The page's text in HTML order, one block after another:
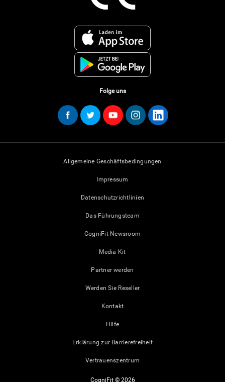
Folge uns
Allgemeine Geschäftsbedingungen
Impressum
Datenschutzrichtlinien
Das Führungsteam
CogniFit Newsroom
Media Kit
Partner werden
Werden Sie Reseller
Kontakt
Hilfe
Erklärung zur Barrierefreiheit
Vertrauenszentrum
CogniFit © 2026